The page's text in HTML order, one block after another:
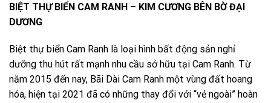
BIỆT THỰ BIỂN CAM RANH – KIM CƯƠNG BÊN BỜ ĐẠI
DƯƠNG
Biệt thự biển Cam Ranh là loại hình bất động sản nghỉ
dưỡng thu hút rất mạnh nhu cầu sở hữu tại Cam Ranh. Từ
năm 2015 đến nay, Bãi Dài Cam Ranh một vùng đất hoang
hóa, hiện tại 2021 đã có những thay đổi với “vẻ ngoài” hoàn